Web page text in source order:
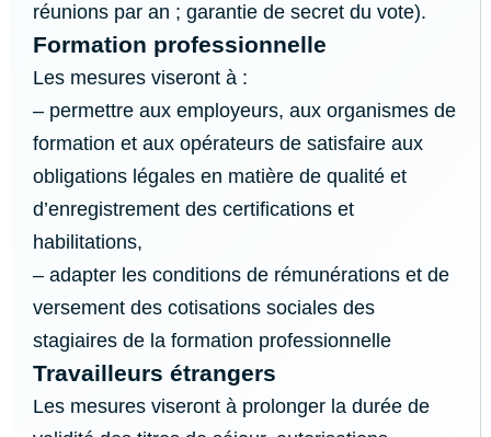
réunions par an ; garantie de secret du vote).
Formation professionnelle
Les mesures viseront à :
– permettre aux employeurs, aux organismes de
formation et aux opérateurs de satisfaire aux
obligations légales en matière de qualité et
d’enregistrement des certifications et
habilitations,
– adapter les conditions de rémunérations et de
versement des cotisations sociales des
stagiaires de la formation professionnelle
Travailleurs étrangers
Les mesures viseront à prolonger la durée de